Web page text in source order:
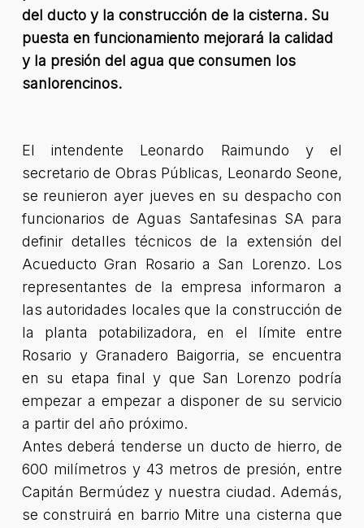
del ducto y la construcción de la cisterna. Su
puesta en funcionamiento mejorará la calidad
y la presión del agua que consumen los
sanlorencinos.
El intendente Leonardo Raimundo y el
secretario de Obras Públicas, Leonardo Seone,
se reunieron ayer jueves en su despacho con
funcionarios de Aguas Santafesinas SA para
definir detalles técnicos de la extensión del
Acueducto Gran Rosario a San Lorenzo. Los
representantes de la empresa informaron a
las autoridades locales que la construcción de
la planta potabilizadora, en el límite entre
Rosario y Granadero Baigorria, se encuentra
en su etapa final y que San Lorenzo podría
empezar a empezar a disponer de su servicio
a partir del año próximo.
Antes deberá tenderse un ducto de hierro, de
600 milímetros y 43 metros de presión, entre
Capitán Bermúdez y nuestra ciudad. Además,
se construirá en barrio Mitre una cisterna que